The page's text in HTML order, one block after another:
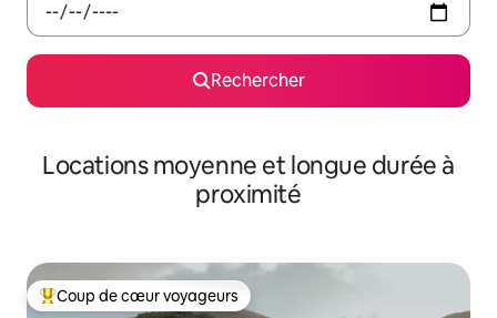
Rechercher
Locations moyenne et longue durée à
proximité
Coups de cœur voyageurs les plus appréciés
Coup de cœur voyageurs